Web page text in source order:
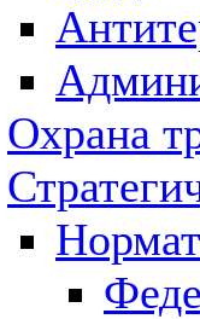
Охрана